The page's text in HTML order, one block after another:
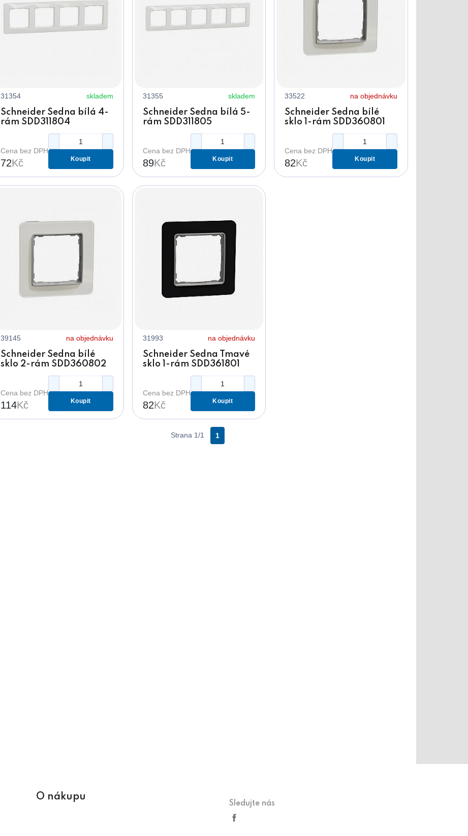
31354 skladem
Schneider Sedna bílá 4-
rám SDD311804
Cena bez DPH
72Kč Koupit
31355 skladem
Schneider Sedna bílá 5-
rám SDD311805
Cena bez DPH
89Kč Koupit
33522 na objednávku
Schneider Sedna bílé
sklo 1-rám SDD360801
Cena bez DPH
82Kč Koupit
39145 na objednávku
Schneider Sedna bílé
sklo 2-rám SDD360802
Cena bez DPH
114Kč Koupit
31993 na objednávku
Schneider Sedna Tmavé
sklo 1-rám SDD361801
Cena bez DPH
82Kč Koupit
Strana 1/1 1
O nákupu
Sledujte nás